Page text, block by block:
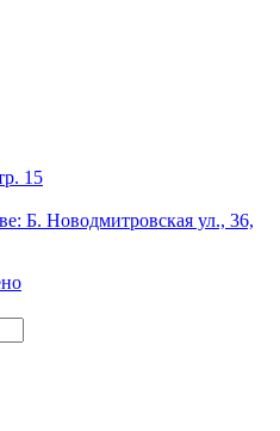
15
Б. Новодмитровская ул., 36,